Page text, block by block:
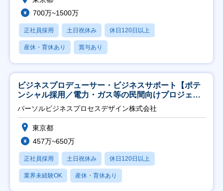
700万~1500万
正社員採用 土日祝休み 休日120日以上
産休・育休あり 賞与あり
ビジネスプロデューサー・ビジネスサポート【ポテ
ンシャル採用／電力・ガス等の民間向けプロジェク
ト推進】
パーソルビジネスプロセスデザイン株式会社
東京都
457万~650万
正社員採用 土日祝休み 休日120日以上
業界未経験OK 産休・育休あり